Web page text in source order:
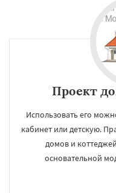
Проект
Использовать его
кабинет или детскую.
домов и
основательной